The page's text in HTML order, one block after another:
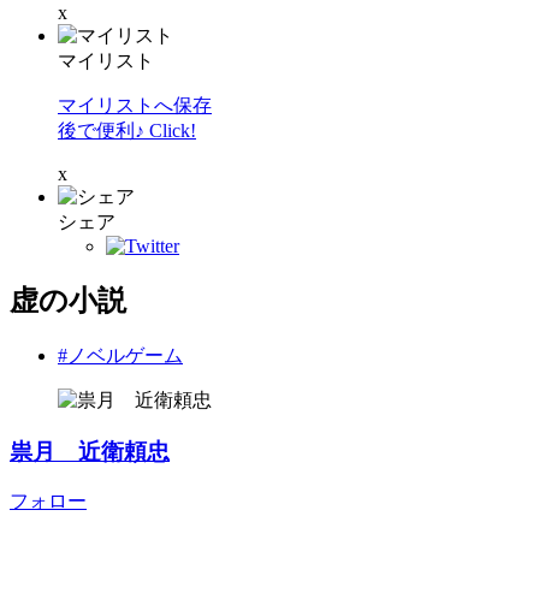
x
マイリスト
マイリストへ保存
後で便利♪ Click!
x
シェア
虚の小説
#ノベルゲーム
祟月 近衛頼忠
フォロー